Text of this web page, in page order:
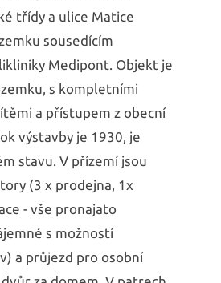
třídy a ulice Matice
sousedícím
Medipont. Objekt je
s kompletními
a přístupem z obecní
výstavby je 1930, je
stavu. V přízemí jsou
(3 x prodejna, 1x
- vše pronajato
s možností
a průjezd pro osobní